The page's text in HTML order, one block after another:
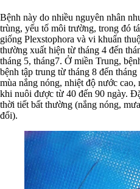
Bệnh này do nhiều nguyên nhân
trùng, yếu tố môi trường, trong đó
giống Plexstophora và vi khuẩn
thường xuất hiện từ tháng 4 đến
tháng 5, tháng7. Ở miền Trung,
bệnh tập trung từ tháng 8 đến
mùa nắng nóng, nhiệt độ nước cao,
khi nuôi được từ 40 đến 90 ngày.
thời tiết bất thường (nắng nóng,
đổi).